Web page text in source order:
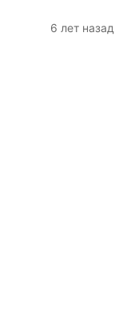
6 лет назад